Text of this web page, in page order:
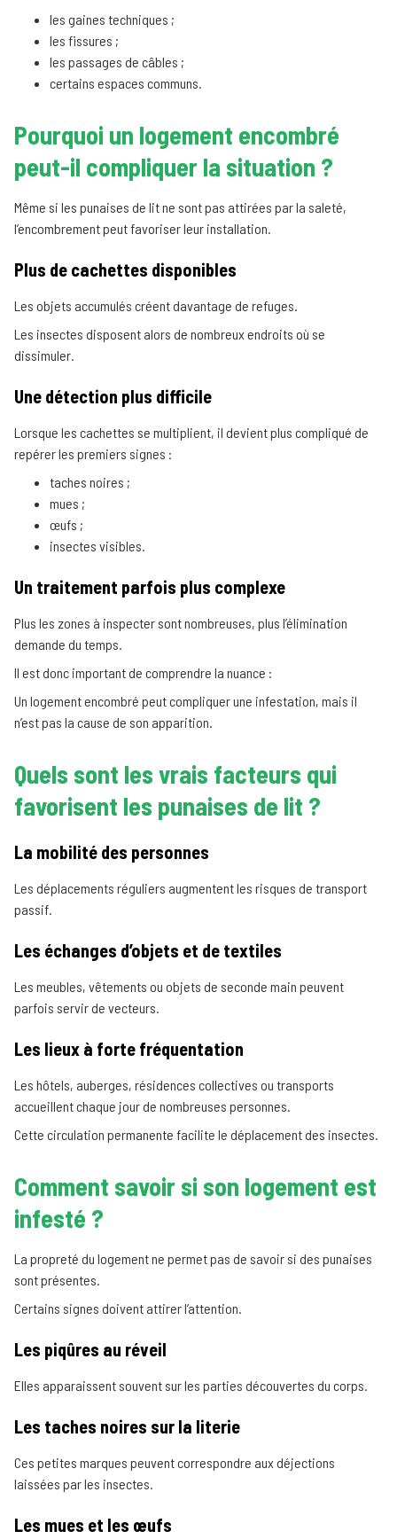
les gaines techniques ;
les fissures ;
les passages de câbles ;
certains espaces communs.
Pourquoi un logement encombré
peut-il compliquer la situation ?
Même si les punaises de lit ne sont pas attirées par la saleté,
l’encombrement peut favoriser leur installation.
Plus de cachettes disponibles
Les objets accumulés créent davantage de refuges.
Les insectes disposent alors de nombreux endroits où se
dissimuler.
Une détection plus difficile
Lorsque les cachettes se multiplient, il devient plus compliqué de
repérer les premiers signes :
taches noires ;
mues ;
œufs ;
insectes visibles.
Un traitement parfois plus complexe
Plus les zones à inspecter sont nombreuses, plus l’élimination
demande du temps.
Il est donc important de comprendre la nuance :
Un logement encombré peut compliquer une infestation, mais il
n’est pas la cause de son apparition.
Quels sont les vrais facteurs qui
favorisent les punaises de lit ?
La mobilité des personnes
Les déplacements réguliers augmentent les risques de transport
passif.
Les échanges d’objets et de textiles
Les meubles, vêtements ou objets de seconde main peuvent
parfois servir de vecteurs.
Les lieux à forte fréquentation
Les hôtels, auberges, résidences collectives ou transports
accueillent chaque jour de nombreuses personnes.
Cette circulation permanente facilite le déplacement des insectes.
Comment savoir si son logement est
infesté ?
La propreté du logement ne permet pas de savoir si des punaises
sont présentes.
Certains signes doivent attirer l’attention.
Les piqûres au réveil
Elles apparaissent souvent sur les parties découvertes du corps.
Les taches noires sur la literie
Ces petites marques peuvent correspondre aux déjections
laissées par les insectes.
Les mues et les œufs